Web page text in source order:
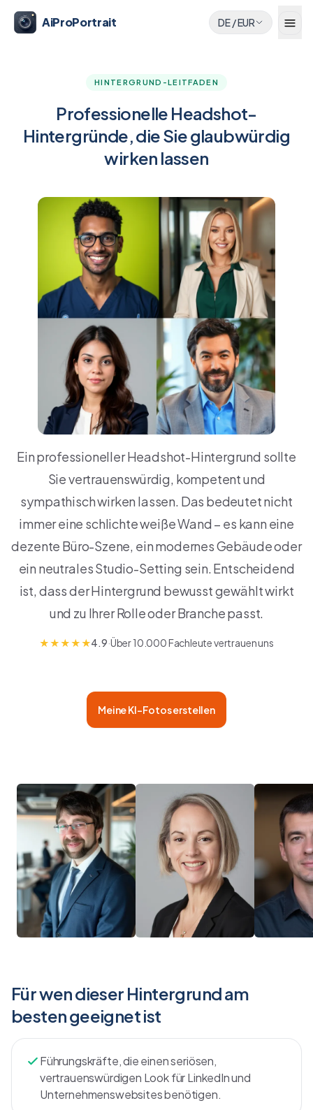
AiProPortrait DE/EUR
HINTERGRUND-LEITFADEN
Professionelle Headshot-
Hintergründe, die Sie glaubwürdig
wirken lassen
Ein professioneller Headshot-Hintergrund sollte
Sie vertrauenswürdig, kompetent und
sympathisch wirken lassen. Das bedeutet nicht
immer eine schlichte weiße Wand – es kann eine
dezente Büro-Szene, ein modernes Gebäude oder
ein neutrales Studio-Setting sein. Entscheidend
ist, dass der Hintergrund bewusst gewählt wirkt
und zu Ihrer Rolle oder Branche passt.
★★★★★4.9·Über 10.000 Fachleute vertrauen uns
Meine KI-Fotos erstellen
Für wen dieser Hintergrund am
besten geeignet ist
Führungskräfte, die einen seriösen,
vertrauenswürdigen Look für LinkedIn und
Unternehmenswebsites benötigen.